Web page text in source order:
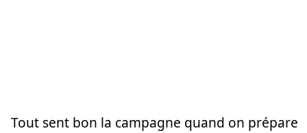
Tout sent bon la campagne quand on prépare